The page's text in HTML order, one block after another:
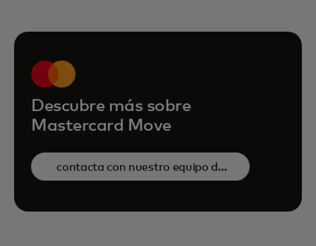
Descubre más sobre
Mastercard Move
contacta con nuestro equipo de